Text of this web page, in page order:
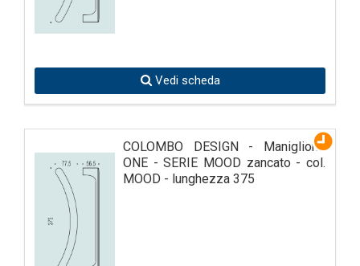
Vedi scheda
COLOMBO DESIGN - Maniglione
ONE - SERIE MOOD zancato - col.
MOOD - lunghezza 375